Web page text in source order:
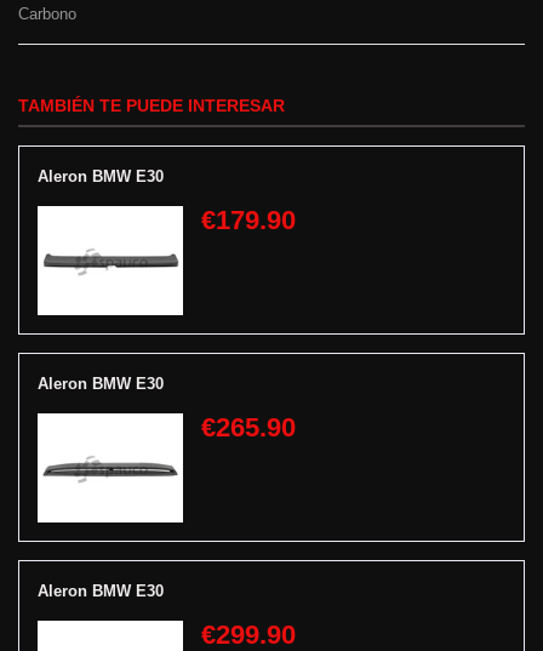
Carbono
TAMBIÉN TE PUEDE INTERESAR
Aleron BMW E30
€179.90
Aleron BMW E30
€265.90
Aleron BMW E30
€299.90